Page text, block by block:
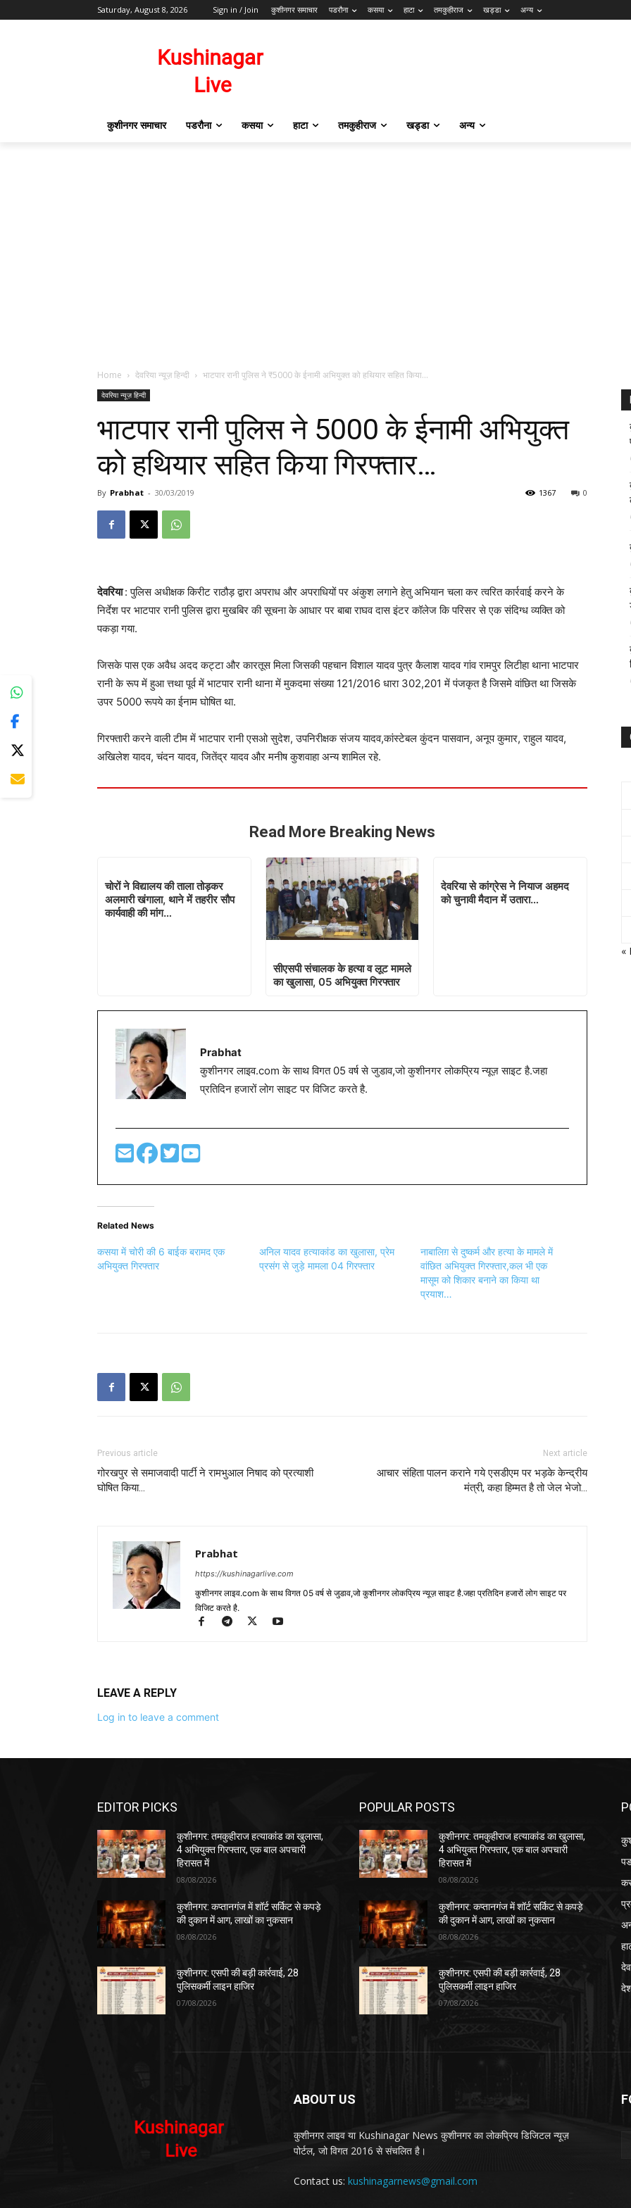
Saturday, August 8, 2026 Sign in / Join कुशीनगर समाचार पडरौना कसया हाटा तमकुहीराज खड्डा अन्य
कुशीनगर समाचार पडरौना कसया हाटा तमकुहीराज खड्डा अन्य
Home देवरिया न्यूज़ हिन्दी भाटपार रानी पुलिस ने ₹5000 के ईनामी अभियुक्त को हथियार सहित किया...
देवरिया न्यूज़ हिन्दी
भाटपार रानी पुलिस ने ₹5000 के ईनामी अभियुक्त
को हथियार सहित किया गिरफ्तार…
By Prabhat - 30/03/2019 0
1367
देवरिया: पुलिस अधीक्षक किरीट राठौड़ द्वारा अपराध और अपराधियों पर अंकुश लगाने हेतु अभियान चला कर त्वरित कार्रवाई करने के
निर्देश पर भाटपार रानी पुलिस द्वारा मुखबिर की सूचना के आधार पर बाबा राघव दास इंटर कॉलेज कि परिसर से एक संदिग्ध व्यक्ति को
पकड़ा गया.
जिसके पास एक अवैध अदद कट्टा और कारतूस मिला जिसकी पहचान विशाल यादव पुत्र कैलाश यादव गांव रामपुर लिटीहा थाना भाटपार
रानी के रूप में हुआ त्तथा पूर्व में भाटपार रानी थाना में मुकदमा संख्या 121/2016 धारा 302,201 में पंजकृत है जिसमे वांछित था जिसके
उपर 5000 रूपये का ईनाम घोषित था.
गिरफ्तारी करने वाली टीम में भाटपार रानी एसओ सुदेश, उपनिरीक्षक संजय यादव,कांस्टेबल कुंदन पासवान, अनूप कुमार, राहुल यादव,
अखिलेश यादव, चंदन यादव, जितेंद्र यादव और मनीष कुशवाहा अन्य शामिल रहे.
Read More Breaking News
चोरों ने विद्यालय की ताला तोड़कर
अलमारी खंगाला, थाने में तहरीर सौप
कार्यवाही की मांग…
सीएसपी संचालक के हत्या व लूट मामले
का खुलासा, 05 अभियुक्त गिरफ्तार
देवरिया से कांग्रेस ने नियाज अहमद
को चुनावी मैदान में उतारा…
Prabhat
कुशीनगर लाइव.com के साथ विगत 05 वर्ष से जुडाव,जो कुशीनगर लोकप्रिय न्यूज़ साइट है.जहा
प्रतिदिन हजारों लोग साइट पर विजिट करते है.
Related News
कसया में चोरी की 6 बाईक बरामद एक
अभियुक्त गिरफ्तार
अनिल यादव हत्याकांड का खुलासा, प्रेम
प्रसंग से जुड़े मामला 04 गिरफ्तार
नाबालिग़ से दुष्कर्म और हत्या के मामले में
वांछित अभियुक्त गिरफ्तार,कल भी एक
मासूम को शिकार बनाने का किया था
प्रयाश…
Previous article
गोरखपुर से समाजवादी पार्टी ने रामभुआल निषाद को प्रत्याशी
घोषित किया…
Next article
आचार संहिता पालन कराने गये एसडीएम पर भड़के केन्द्रीय
मंत्री, कहा हिम्मत है तो जेल भेजो…
Prabhat
https://kushinagarlive.com
कुशीनगर लाइव.com के साथ विगत 05 वर्ष से जुडाव,जो कुशीनगर लोकप्रिय न्यूज़ साइट है.जहा प्रतिदिन हजारों लोग साइट पर
विजिट करते है.
LEAVE A REPLY
Log in to leave a comment
«
EDITOR PICKS
कुशीनगर: तमकुहीराज हत्याकांड का खुलासा,
4 अभियुक्त गिरफ्तार, एक बाल अपचारी
हिरासत में
08/08/2026
कुशीनगर: कप्तानगंज में शॉर्ट सर्किट से कपड़े
की दुकान में आग, लाखों का नुकसान
08/08/2026
कुशीनगर: एसपी की बड़ी कार्रवाई, 28
पुलिसकर्मी लाइन हाजिर
07/08/2026
POPULAR POSTS
कुशीनगर: तमकुहीराज हत्याकांड का खुलासा,
4 अभियुक्त गिरफ्तार, एक बाल अपचारी
हिरासत में
08/08/2026
कुशीनगर: कप्तानगंज में शॉर्ट सर्किट से कपड़े
की दुकान में आग, लाखों का नुकसान
08/08/2026
कुशीनगर: एसपी की बड़ी कार्रवाई, 28
पुलिसकर्मी लाइन हाजिर
07/08/2026
ABOUT US
कुशीनगर लाइव या Kushinagar News कुशीनगर का लोकप्रिय डिजिटल न्यूज़
पोर्टल, जो विगत 2016 से संचलित है।
Contact us: kushinagarnews@gmail.com